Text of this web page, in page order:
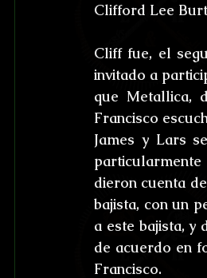
Efemérides y
Reto
L'horreur En Haute
Susurros
Clifford Lee
Cliff fue, el
invitado a
que Metallica,
Francisco
James y Lars
particularmente
dieron cuenta
bajista, con un
a este bajista, y
de acuerdo en
Francisco.